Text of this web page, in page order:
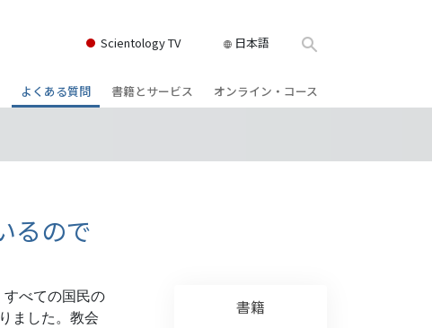
Scientology TV 日本語
ューマンライ
よくある質問 書籍とサービス
フィルム
オンライン・コース
るので
べての国民の
ました。教会
書籍